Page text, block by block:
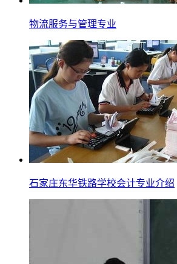
物流服务与管理专业
石家庄东华铁路学校会计专业介绍